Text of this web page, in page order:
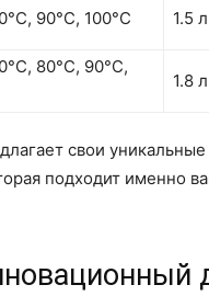
90°C, 100°C 1.5 л
80°C, 90°C,
1.8 л
свои
подходит именно